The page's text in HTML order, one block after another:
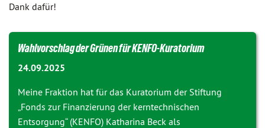
Dank dafür!
Wahlvorschlag der Grünen für KENFO-Kuratorium
24.09.2025
Meine Fraktion hat für das Kuratorium der Stiftung
„Fonds zur Finanzierung der kerntechnischen
Entsorgung“ (KENFO) Katharina Beck als